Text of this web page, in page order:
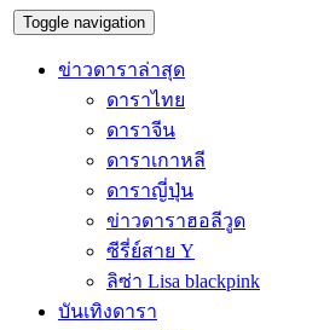
Toggle navigation
ข่าวดาราล่าสุด
ดาราไทย
ดาราจีน
ดาราเกาหลี
ดาราญี่ปุ่น
ข่าวดาราฮอลีวูด
ซีรี่ย์สาย Y
ลิซ่า Lisa blackpink
บันเทิงดารา